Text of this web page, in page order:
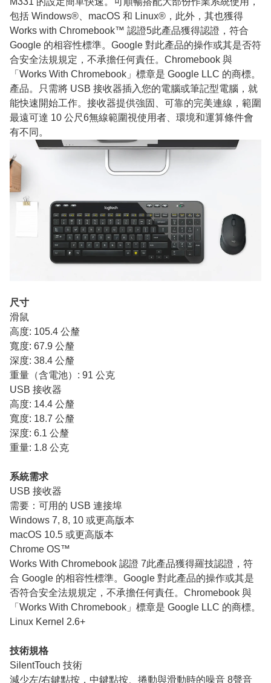
包括 Windows®、macOS 和 Linux®，此外，其也獲得
Works with Chromebook™ 認證5此產品獲得認證，符合
Google 的相容性標準。Google 對此產品的操作或其是否符
合安全法規規定，不承擔任何責任。Chromebook 與
「Works With Chromebook」標章是 Google LLC 的商標。
產品。只需將 USB 接收器插入您的電腦或筆記型電腦，就
能快速開始工作。接收器提供強固、可靠的完美連線，範圍
最遠可達 10 公尺6無線範圍視使用者、環境和運算條件會
有不同。
尺寸
滑鼠
高度: 105.4 公釐
寬度: 67.9 公釐
深度: 38.4 公釐
重量（含電池）: 91 公克
USB 接收器
高度: 14.4 公釐
寬度: 18.7 公釐
深度: 6.1 公釐
重量: 1.8 公克
系統需求
USB 接收器
需要：可用的 USB 連接埠
Windows 7, 8, 10 或更高版本
macOS 10.5 或更高版本
Chrome OS™
Works With Chromebook 認證 7此產品獲得羅技認證，符
合 Google 的相容性標準。Google 對此產品的操作或其是
否符合安全法規規定，不承擔任何責任。Chromebook 與
「Works With Chromebook」標章是 Google LLC 的商標。
Linux Kernel 2.6+
技術規格
SilentTouch 技術
減少左/右鍵點按，中鍵點按、捲動與滑動時的噪音 8聲音